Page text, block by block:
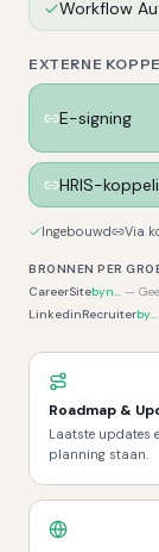
Workflow
EXTERNE
E-signing
HRIS-
Ingebouwd Via
BRONNEN PER
CareerSite
byner.com — Geen
LinkedinRecruiter
byner.com
Roadmap &
Laatste updates
planning staan.